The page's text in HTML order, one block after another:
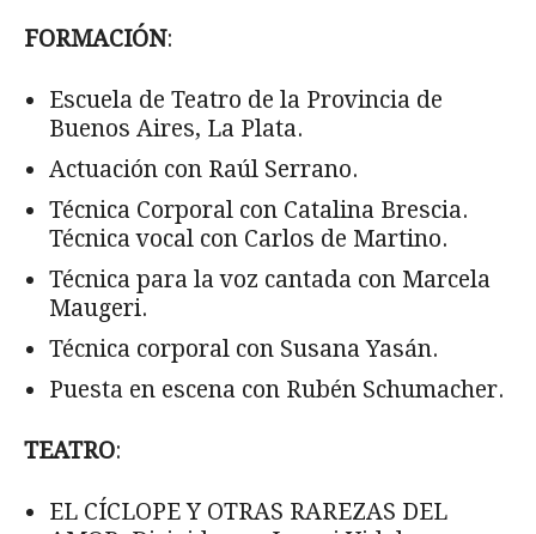
FORMACIÓN:
Escuela de Teatro de la Provincia de
Buenos Aires, La Plata.
Actuación con Raúl Serrano.
Técnica Corporal con Catalina Brescia.
Técnica vocal con Carlos de Martino.
Técnica para la voz cantada con Marcela
Maugeri.
Técnica corporal con Susana Yasán.
Puesta en escena con Rubén Schumacher.
TEATRO:
EL CÍCLOPE Y OTRAS RAREZAS DEL